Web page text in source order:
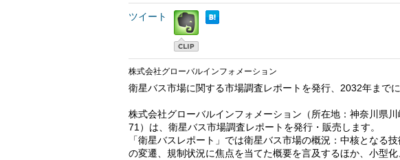
ツイート
株式会社グローバルインフォメーション
衛星バス市場に関する市場調査レポートを発行、2032年まで
株式会社グローバルインフォメーション（所在地：神奈川県
71）は、衛星バス市場調査レポートを発行・販売します。
「衛星バスレポート」では衛星バス市場の概況：中核となる
の変遷、規制状況に焦点を当てた概要を言及するほか、小型